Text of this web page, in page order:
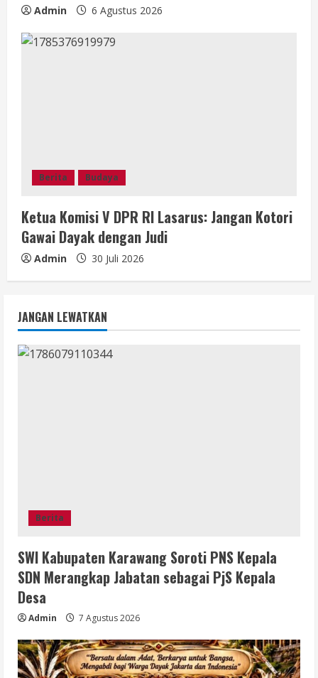
Admin 6 Agustus 2026
Berita Budaya
Ketua Komisi V DPR RI Lasarus: Jangan Kotori
Gawai Dayak dengan Judi
Admin 30 Juli 2026
JANGAN LEWATKAN
Berita
SWI Kabupaten Karawang Soroti PNS Kepala
SDN Merangkap Jabatan sebagai PjS Kepala
Desa
Admin 7 Agustus 2026